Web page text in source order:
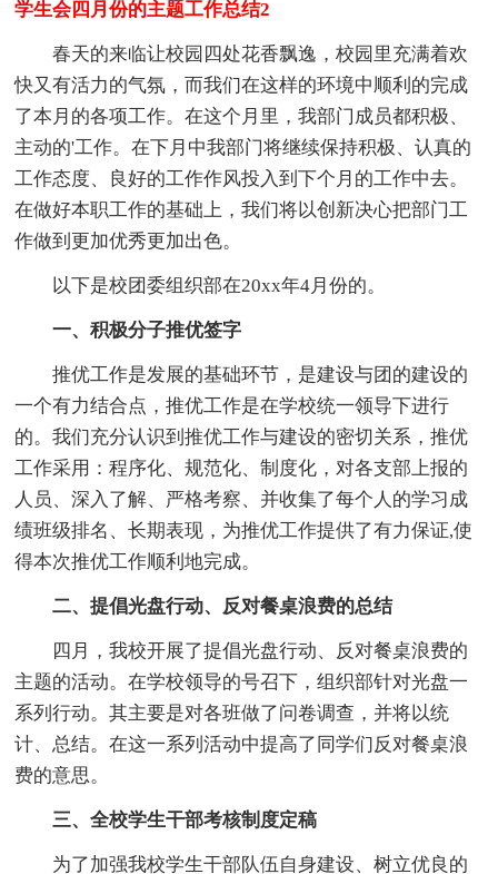
学生会四月份的主题工作总结2
春天的来临让校园四处花香飘逸，校园里充满着欢
快又有活力的气氛，而我们在这样的环境中顺利的完成
了本月的各项工作。在这个月里，我部门成员都积极、
主动的'工作。在下月中我部门将继续保持积极、认真的
工作态度、良好的工作作风投入到下个月的工作中去。
在做好本职工作的基础上，我们将以创新决心把部门工
作做到更加优秀更加出色。
以下是校团委组织部在20xx年4月份的。
一、积极分子推优签字
推优工作是发展的基础环节，是建设与团的建设的
一个有力结合点，推优工作是在学校统一领导下进行
的。我们充分认识到推优工作与建设的密切关系，推优
工作采用：程序化、规范化、制度化，对各支部上报的
人员、深入了解、严格考察、并收集了每个人的学习成
绩班级排名、长期表现，为推优工作提供了有力保证,使
得本次推优工作顺利地完成。
二、提倡光盘行动、反对餐桌浪费的总结
四月，我校开展了提倡光盘行动、反对餐桌浪费的
主题的活动。在学校领导的号召下，组织部针对光盘一
系列行动。其主要是对各班做了问卷调查，并将以统
计、总结。在这一系列活动中提高了同学们反对餐桌浪
费的意思。
三、全校学生干部考核制度定稿
为了加强我校学生干部队伍自身建设、树立优良的